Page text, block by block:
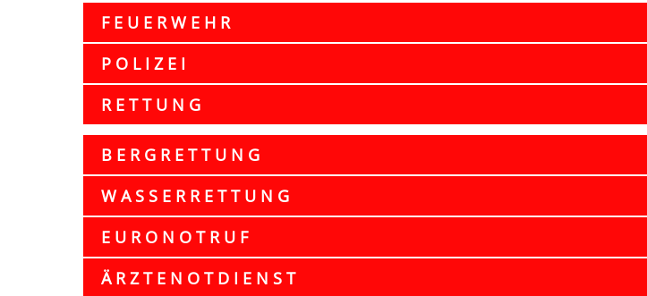
F E U E R W E H R
P O L I Z E I
R E T T U N G
B E R G R E T T U N G
W A S S E R R E T T U N G
E U R O N O T R U F
Ä R Z T E N O T D I E N S T